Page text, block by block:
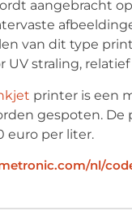
aangebracht
van dit type
UV straling,
printer is een
gespoten. De
euro per liter.
nl/